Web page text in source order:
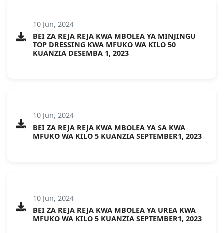
10 Jun, 2024
BEI ZA REJA REJA KWA MBOLEA YA MINJINGU
TOP DRESSING KWA MFUKO WA KILO 50
KUANZIA DESEMBA 1, 2023
10 Jun, 2024
BEI ZA REJA REJA KWA MBOLEA YA SA KWA
MFUKO WA KILO 5 KUANZIA SEPTEMBER1, 2023
10 Jun, 2024
BEI ZA REJA REJA KWA MBOLEA YA UREA KWA
MFUKO WA KILO 5 KUANZIA SEPTEMBER1, 2023